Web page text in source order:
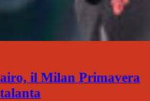
il Milan Primavera